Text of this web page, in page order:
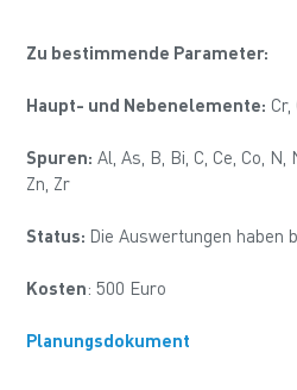
Zu bestimmende Parameter:
Haupt- und Nebenelemente: Cr,
Spuren: Al, As, B, Bi, C, Ce, Co, N,
Zn, Zr
Status: Die Auswertungen haben
Kosten: 500 Euro
Planungsdokument